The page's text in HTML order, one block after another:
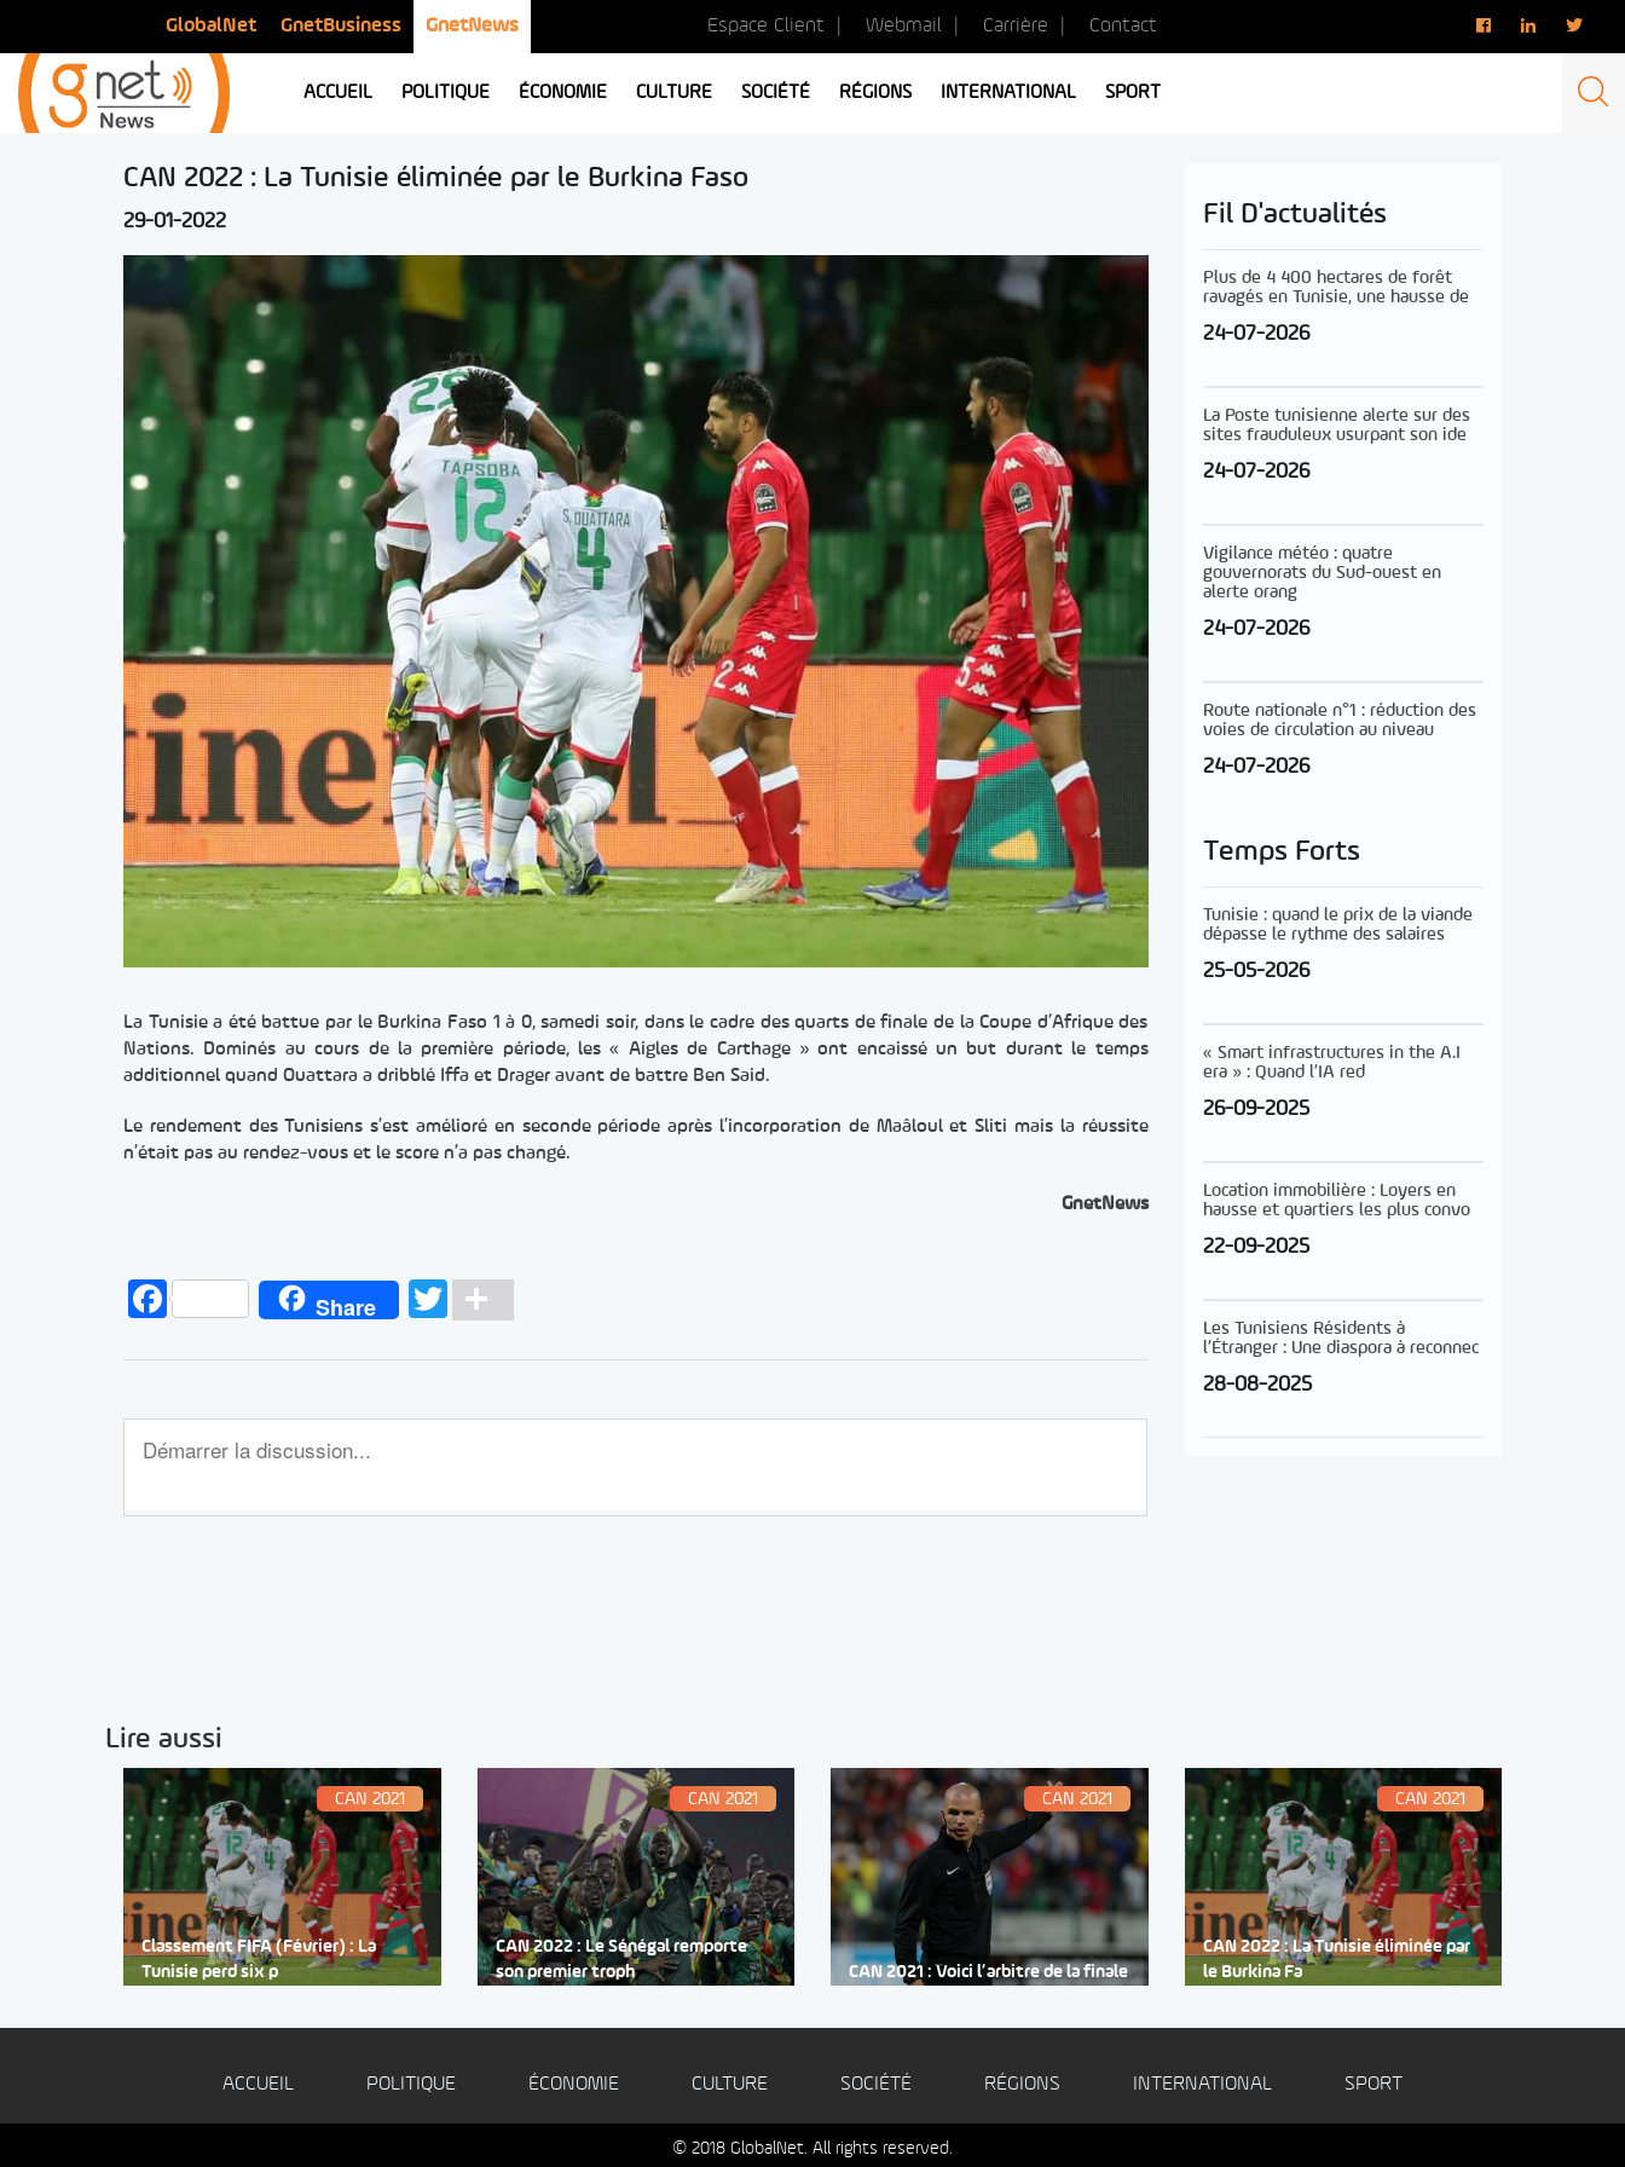
GlobalNet GnetBusiness GnetNews Espace Client Webmail Carrière Contact
ACCUEIL POLITIQUE ÉCONOMIE CULTURE SOCIÉTÉ RÉGIONS INTERNATIONAL SPORT
CAN 2022 : La Tunisie éliminée par le Burkina Faso
29-01-2022
La Tunisie a été battue par le Burkina Faso 1 à 0, samedi soir, dans le cadre des quarts de finale de la Coupe d’Afrique des
Nations. Dominés au cours de la première période, les « Aigles de Carthage » ont encaissé un but durant le temps
additionnel quand Ouattara a dribblé Iffa et Drager avant de battre Ben Said.
Le rendement des Tunisiens s’est amélioré en seconde période après l’incorporation de Maâloul et Sliti mais la réussite
n’était pas au rendez-vous et le score n’a pas changé.
GnetNews
FacebookShare Twitter
Fil D'actualités
Plus de 4 400 hectares de forêt
ravagés en Tunisie, une hausse de
24-07-2026
La Poste tunisienne alerte sur des
sites frauduleux usurpant son ide
24-07-2026
Vigilance météo : quatre
gouvernorats du Sud-ouest en
alerte orang
24-07-2026
Route nationale n°1 : réduction des
voies de circulation au niveau
24-07-2026
Temps Forts
Tunisie : quand le prix de la viande
dépasse le rythme des salaires
25-05-2026
« Smart infrastructures in the A.I
era » : Quand l’IA red
26-09-2025
Location immobilière : Loyers en
hausse et quartiers les plus convo
22-09-2025
Les Tunisiens Résidents à
l’Étranger : Une diaspora à reconnec
28-08-2025
Lire aussi
CAN 2021
Classement FIFA (Février) : La
Tunisie perd six p
CAN 2021
CAN 2022 : Le Sénégal remporte
son premier troph
CAN 2021
CAN 2021 : Voici l’arbitre de la finale
CAN 2021
CAN 2022 : La Tunisie éliminée par
le Burkina Fa
ACCUEIL POLITIQUE ÉCONOMIE CULTURE SOCIÉTÉ RÉGIONS INTERNATIONAL SPORT
© 2018 GlobalNet. All rights reserved.